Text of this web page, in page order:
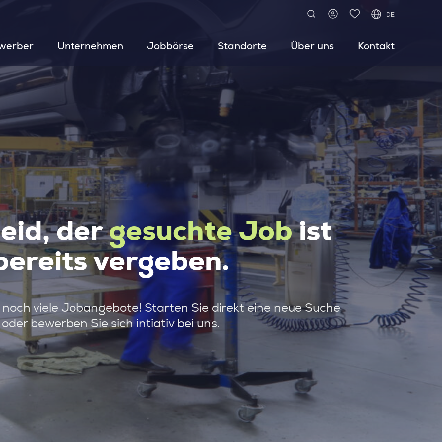
DE
Unternehmen Jobbörse Standorte Über uns Kontakt
dergesuchte Jobist
vergeben.
viele Jobangebote! Starten Sie direkt eine neue Suche
oder bewerben Sie sich intiativ bei uns.